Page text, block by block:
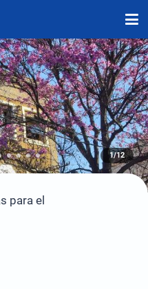
1/12
para el